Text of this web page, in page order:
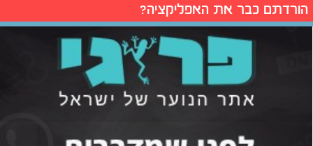
הורדתם כבר את האפליקציה?